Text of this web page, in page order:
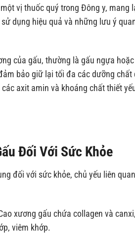
vị thuốc quý trong Đông y, mang
dụng hiệu quả và những lưu ý
của gấu, thường là gấu ngựa
bảo giữ lại tối đa các dưỡng
axit amin và khoáng chất thiết
Đối Với Sức Khỏe
đối với sức khỏe, chủ yếu liên
xương gấu chứa collagen và
viêm khớp.